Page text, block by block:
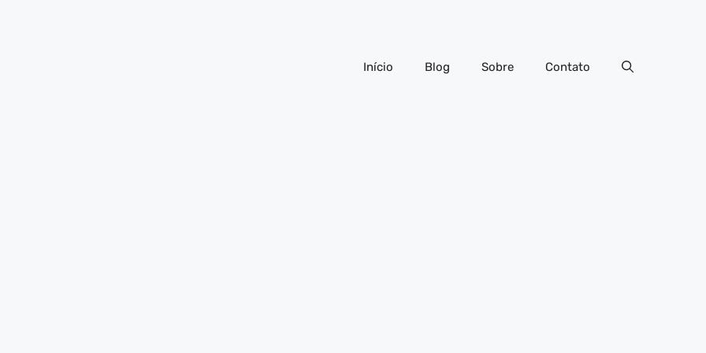
Início Blog Sobre Contato